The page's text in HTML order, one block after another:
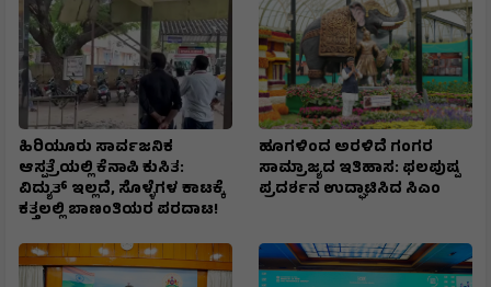
ಹಿರಿಯೂರು ಸಾರ್ವಜನಿಕ
ಆಸ್ಪತ್ರೆಯಲ್ಲಿ ಕೆನಾಪಿ ಕುಸಿತ:
ವಿದ್ಯುತ್‌ ಇಲ್ಲದೆ, ಸೊಳ್ಳೆಗಳ ಕಾಟಕ್ಕೆ
ಕತ್ತಲಲ್ಲಿ ಬಾಣಂತಿಯರ ಪರದಾಟ!
ಹೂಗಳಿಂದ ಅರಳಿದೆ ಗಂಗರ
ಸಾಮ್ರಾಜ್ಯದ ಇತಿಹಾಸ: ಫಲಪುಷ್ಪ
ಪ್ರದರ್ಶನ ಉದ್ಘಾಟಿಸಿದ ಸಿಎಂ